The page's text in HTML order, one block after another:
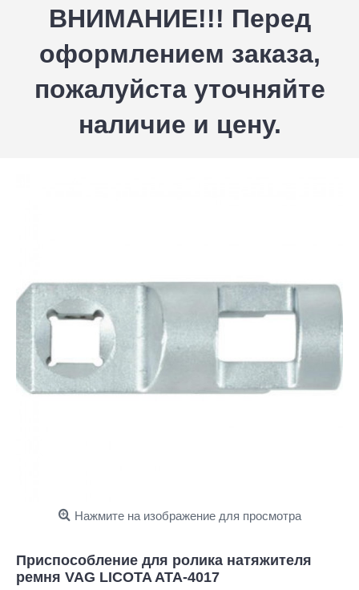
ВНИМАНИЕ!!! Перед
оформлением заказа,
пожалуйста уточняйте
наличие и цену.
Нажмите на изображение для просмотра
Приспособление для ролика натяжителя
ремня VAG LICOTA ATA-4017